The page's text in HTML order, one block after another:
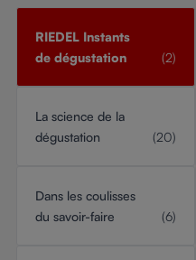
RIEDEL Instants
de dégustation
(2)
La science de la
dégustation
(20)
Dans les coulisses
du savoir-faire
(6)